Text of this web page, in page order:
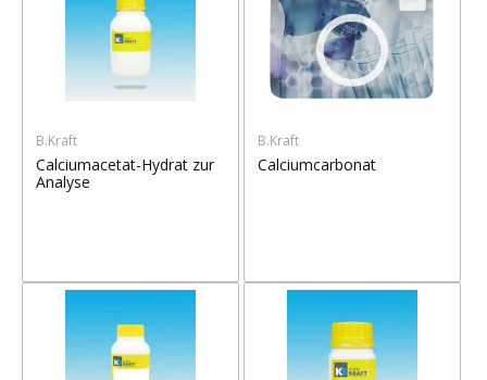
B.Kraft
Calciumacetat-Hydrat zur
Analyse
B.Kraft
Calciumcarbonat